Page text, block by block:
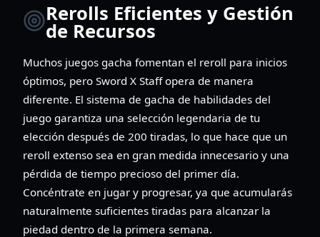
Rerolls Eficientes y Gestión
de Recursos
Muchos juegos gacha fomentan el reroll para inicios
óptimos, pero Sword X Staff opera de manera
diferente. El sistema de gacha de habilidades del
juego garantiza una selección legendaria de tu
elección después de 200 tiradas, lo que hace que un
reroll extenso sea en gran medida innecesario y una
pérdida de tiempo precioso del primer día.
Concéntrate en jugar y progresar, ya que acumularás
naturalmente suficientes tiradas para alcanzar la
piedad dentro de la primera semana.